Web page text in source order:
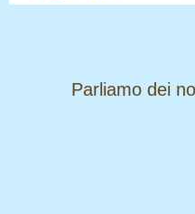
​​​​​​​Parliamo dei